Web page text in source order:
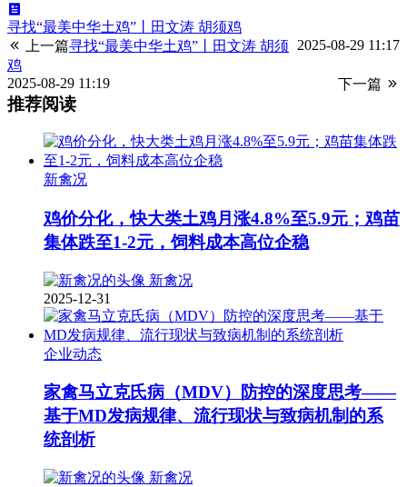
寻找“最美中华土鸡”丨田文涛 胡须鸡
上一篇
2025-08-29 11:17
寻找“最美中华土鸡”丨田文涛 胡须
鸡
下一篇
2025-08-29 11:19
推荐阅读
新禽况
鸡价分化，快大类土鸡月涨4.8%至5.9元；鸡苗
集体跌至1-2元，饲料成本高位企稳
新禽况
2025-12-31
企业动态
家禽马立克氏病（MDV）防控的深度思考——
基于MD发病规律、流行现状与致病机制的系
统剖析
新禽况